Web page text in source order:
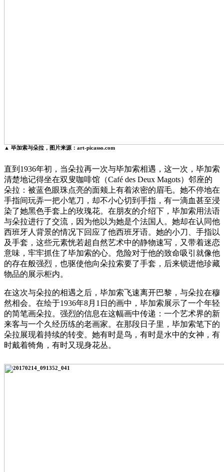
▲ 毕加索与朵拉，图片来源：art-picasso.com
直到1936年初，当朵拉再一次与毕加索相遇，这一次，毕加索
清楚地记得坐在双叟咖啡馆（Café des Deux Magots）邻座的
朵拉：被蓝色眼珠点亮的面颊上有着浓密的眉毛。她不停地在
手指间玩弄一把小笔刀，却不小心切到手指，有一滴血甚至浸
染了她黑色手套上的玫瑰花。在朋友的介绍下，毕加索用法语
与朵拉进行了交流，因为他以为她是个法国人。她却在认同他
西班牙人背景的情况下回应了他西班牙语。她的小刀、手指以
及手套，这些元素恍若超自然艺术中的静物速写，又带着迷恋
意味，牢牢抓住了毕加索的心。危险对于他的致命吸引就像他
的存在般强烈，也驱使他向朵拉索要了手套，后来锁进他珍藏
物品的展示柜内。
在这次与朵拉的相遇之后，毕加索飞速离开巴黎，与朵拉在穆
然相会。在绘于1936年8月1日的画中，毕加索展示了一个年轻
的简笔画朵拉。强烈的信息在这幅画中传递：一个艺术界的新
来客与一个久经历练的老画家。在那段日子里，毕加索笔下的
朵拉展现着持续的转变。她有时是鸟，有时是水中的女神，有
时戴着犄角，有时又现身花丛。